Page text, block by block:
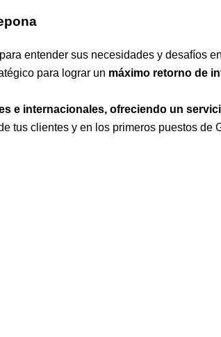
entender sus necesidades y desafíos
para lograr un máximo retorno de
e internacionales, ofreciendo un
tus clientes y en los primeros puestos de